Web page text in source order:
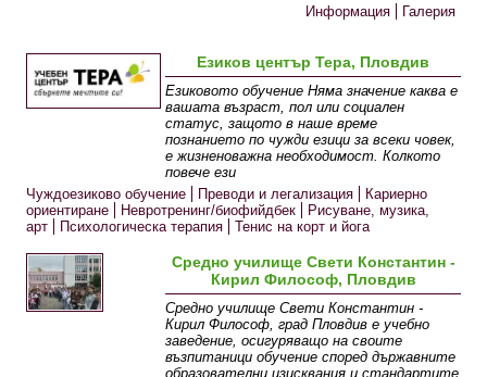
Информация
Галерия
Езиков център Тера, Пловдив
Eзиковото обучение Няма значение каква е
вашата възраст, пол или социален
статус, защото в наше време
познанието по чужди езици за всеки човек,
е жизненоважна необходимост. Колкото
повече ези
Чуждоезиково обучение
Преводи и легализация
Кариерно
ориентиране
Невротренинг/биофийдбек
Рисуване, музика,
арт
Психологическа терапия Тенис на корт и йога
Средно училище Свети Константин -
Кирил Философ, Пловдив
Средно училище Свети Константин -
Кирил Философ, град Пловдив е учебно
заведение, осигуряващо на своите
възпитаници обучение според държавните
образователни изисквания и стандартите